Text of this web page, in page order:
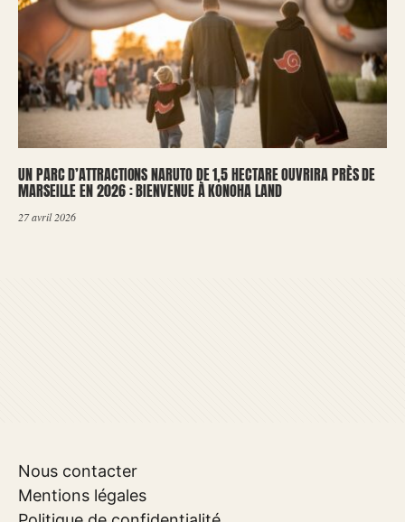
UN PARC D’ATTRACTIONS NARUTO DE 1,5 HECTARE OUVRIRA PRÈS DE
MARSEILLE EN 2026 : BIENVENUE À KONOHA LAND
27 avril 2026
Nous contacter
Mentions légales